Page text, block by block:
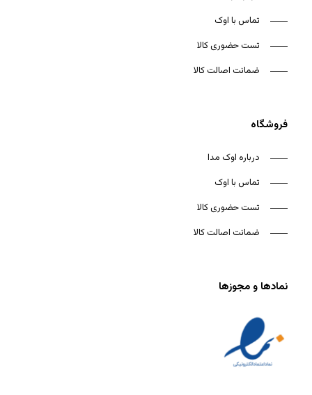
تماس با اوک
تست حضوری کالا
ضمانت اصالت کالا
فروشگاه
درباره اوک مدا
تماس با اوک
تست حضوری کالا
ضمانت اصالت کالا
نمادها و مجوزها